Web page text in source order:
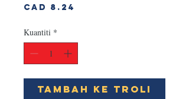
CAD 8.24
Kuantiti *
Tambah ke Troli